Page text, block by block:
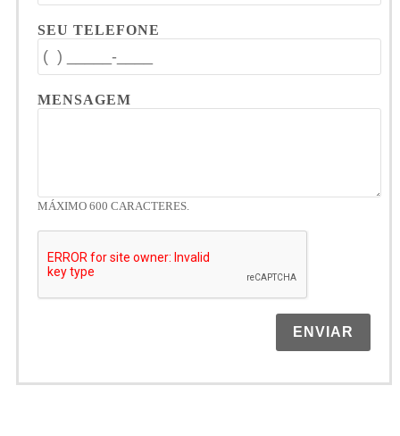
SEU TELEFONE
MENSAGEM
MÁXIMO 600 CARACTERES.
ENVIAR